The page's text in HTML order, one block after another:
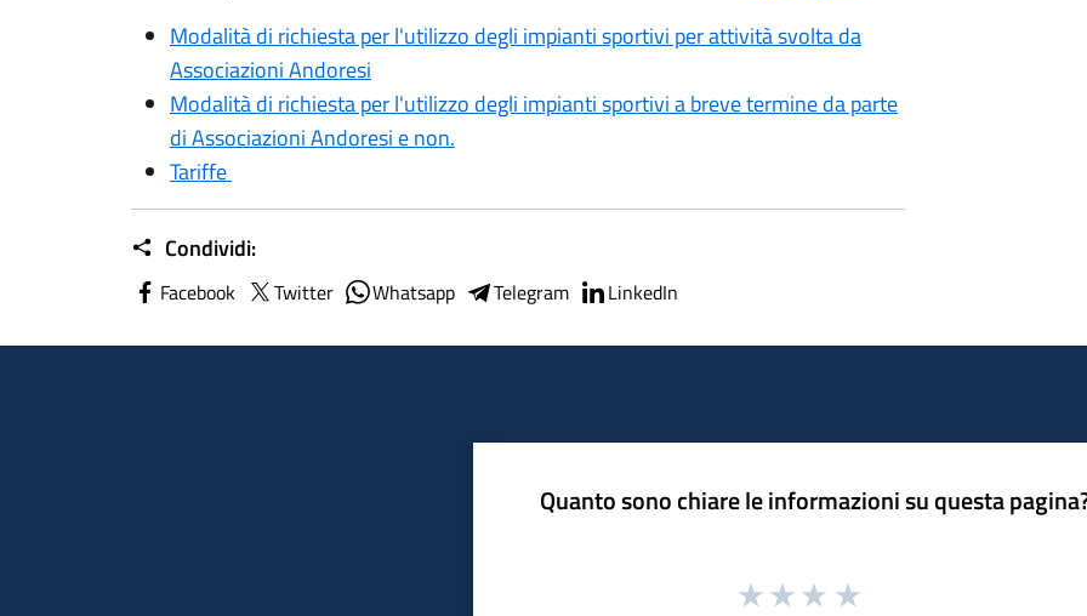
Modalità di richiesta per l'utilizzo degli impianti sportivi per attività svolta da
Associazioni Andoresi
Modalità di richiesta per l'utilizzo degli impianti sportivi a breve termine da parte
di Associazioni Andoresi e non.
Tariffe
Condividi:
Facebook Twitter Whatsapp Telegram LinkedIn
Quanto sono chiare le informazioni su questa